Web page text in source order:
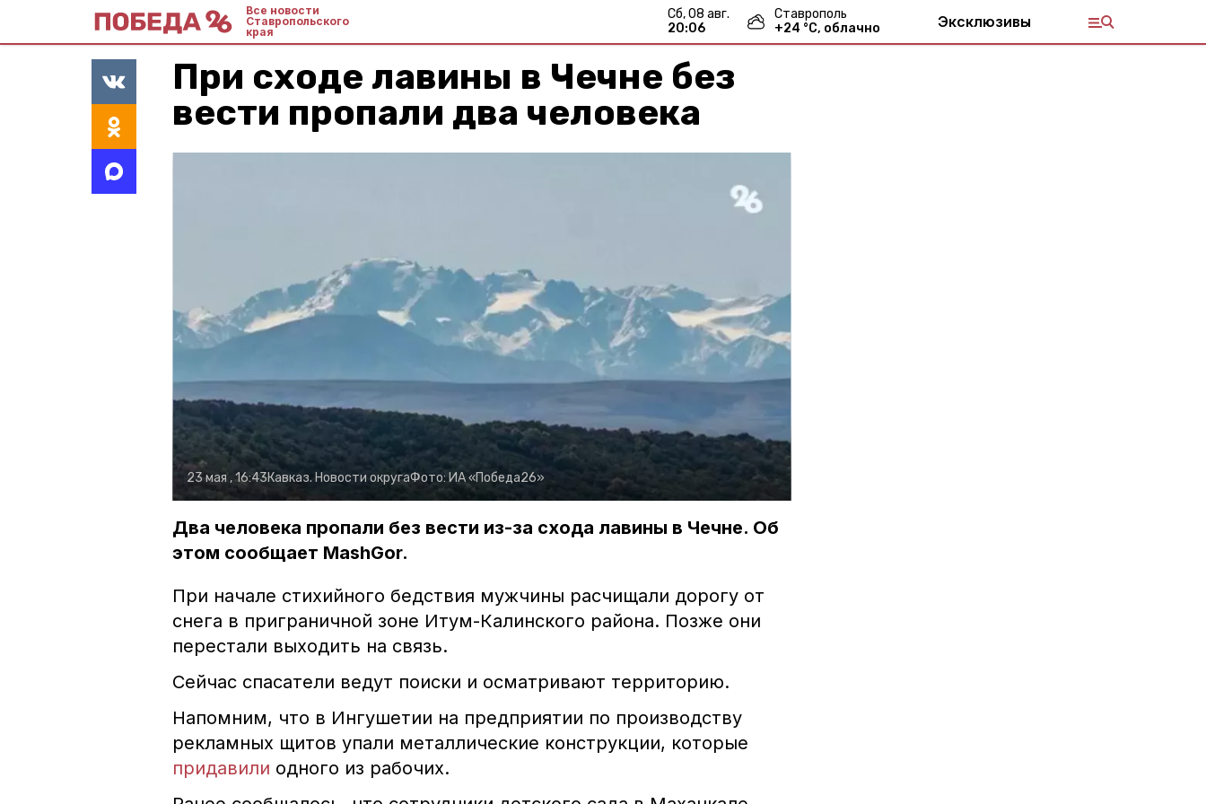
Все новости
Ставропольского
края
сб, 08 авг.
20:06
Ставрополь
+24 °С, облачно Эксклюзивы
При сходе лавины в Чечне без
вести пропали два человека
23 мая , 16:43Кавказ. Новости округаФото:ИА «Победа26»
Два человека пропали без вести из-за схода лавины в Чечне. Об
этом сообщает MashGor.
При начале стихийного бедствия мужчины расчищали дорогу от
снега в приграничной зоне Итум-Калинского района. Позже они
перестали выходить на связь.
Сейчас спасатели ведут поиски и осматривают территорию.
Напомним, что в Ингушетии на предприятии по производству
рекламных щитов упали металлические конструкции, которые
придавили одного из рабочих.